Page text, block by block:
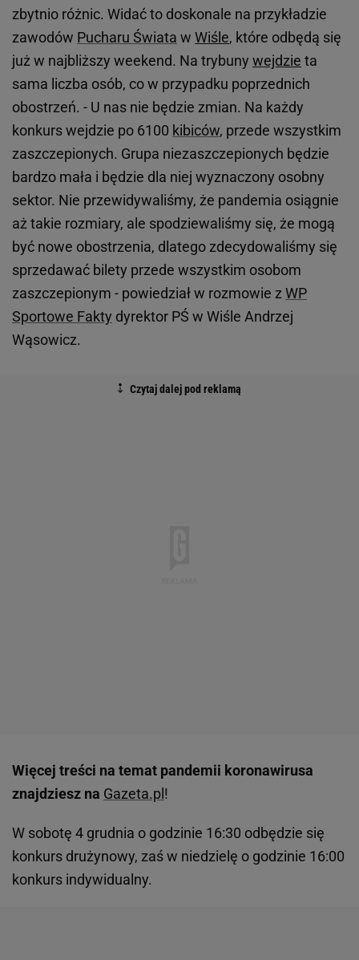
zbytnio różnic. Widać to doskonale na przykładzie
zawodów Pucharu Świata w Wiśle, które odbędą się
już w najbliższy weekend. Na trybuny wejdzie ta
sama liczba osób, co w przypadku poprzednich
obostrzeń. - U nas nie będzie zmian. Na każdy
konkurs wejdzie po 6100 kibiców, przede wszystkim
zaszczepionych. Grupa niezaszczepionych będzie
bardzo mała i będzie dla niej wyznaczony osobny
sektor. Nie przewidywaliśmy, że pandemia osiągnie
aż takie rozmiary, ale spodziewaliśmy się, że mogą
być nowe obostrzenia, dlatego zdecydowaliśmy się
sprzedawać bilety przede wszystkim osobom
zaszczepionym - powiedział w rozmowie zWP
Sportowe Fakty dyrektor PŚ w Wiśle Andrzej
Wąsowicz.
Więcej treści na temat pandemii koronawirusa
znajdziesz na Gazeta.pl !
W sobotę 4 grudnia o godzinie 16:30 odbędzie się
konkurs drużynowy, zaś w niedzielę o godzinie 16:00
konkurs indywidualny.